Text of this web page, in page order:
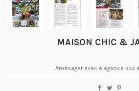
MAISON CHIC &
Aménager avec élégance vos